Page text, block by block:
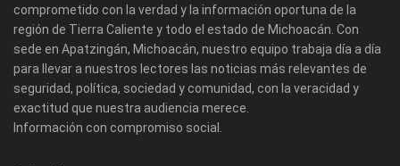
comprometido con la verdad y la información oportuna de la
región de Tierra Caliente y todo el estado de Michoacán. Con
sede en Apatzingán, Michoacán, nuestro equipo trabaja día a día
para llevar a nuestros lectores las noticias más relevantes de
seguridad, política, sociedad y comunidad, con la veracidad y
exactitud que nuestra audiencia merece.
Información con compromiso social.